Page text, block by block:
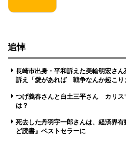
追悼
長崎市出身・平和訴えた美輪明宏さ
訴え「愛があれば 戦争なんか起こり
つげ義春さんと白土三平さん カリス
は？
死去した丹羽宇一郎さんは、経済界
ど読書』ベストセラーに